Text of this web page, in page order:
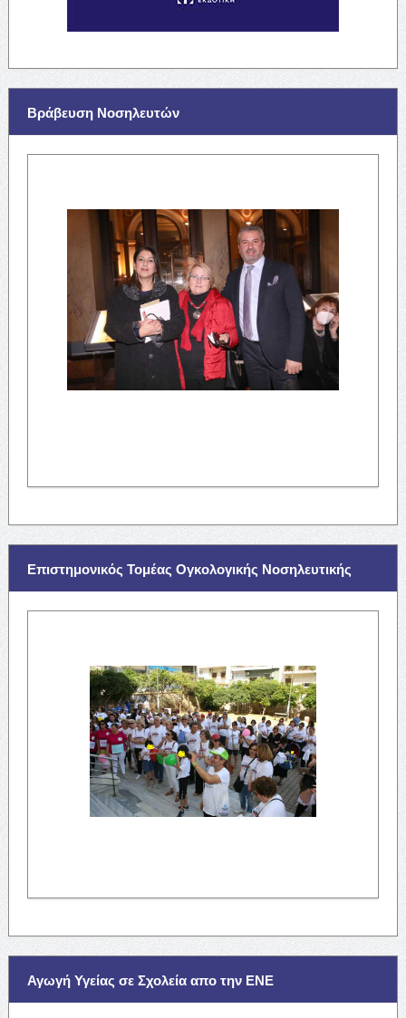
Βράβευση Νοσηλευτών
Επιστημονικός Τομέας Ογκολογικής Νοσηλευτικής
Αγωγή Υγείας σε Σχολεία απο την ΕΝΕ